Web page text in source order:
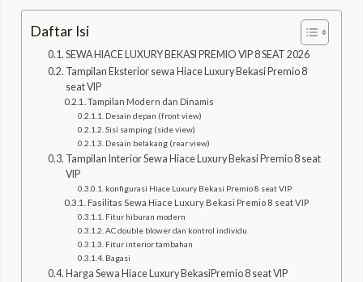
Daftar Isi
SEWA HIACE LUXURY BEKASI PREMIO VIP 8 SEAT 2026
Tampilan Eksterior sewa Hiace Luxury Bekasi Premio 8
seat VIP
Tampilan Modern dan Dinamis
Desain depan (front view)
Sisi samping (side view)
Desain belakang (rear view)
Tampilan Interior Sewa Hiace Luxury Bekasi Premio 8 seat
VIP
konfigurasi Hiace Luxury Bekasi Premio 8 seat VIP
Fasilitas Sewa Hiace Luxury Bekasi Premio 8 seat VIP
Fitur hiburan modern
AC double blower dan kontrol individu
Fitur interior tambahan
Bagasi
Harga Sewa Hiace Luxury BekasiPremio 8 seat VIP